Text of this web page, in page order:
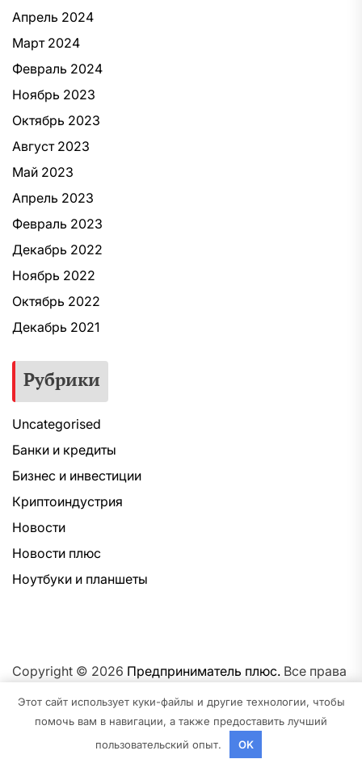
Апрель 2024
Март 2024
Февраль 2024
Ноябрь 2023
Октябрь 2023
Август 2023
Май 2023
Апрель 2023
Февраль 2023
Декабрь 2022
Ноябрь 2022
Октябрь 2022
Декабрь 2021
Рубрики
Uncategorised
Банки и кредиты
Бизнес и инвестиции
Криптоиндустрия
Новости
Новости плюс
Ноутбуки и планшеты
Copyright © 2026 Предприниматель плюс. Все права
платформеWordPress.
Этот сайт использует куки-файлы и другие технологии, чтобы
помочь вам в навигации, а также предоставить лучший
пользовательский опыт.
OK